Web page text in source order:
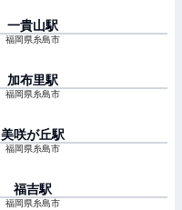
一貴山駅
福岡県糸島市
加布里駅
福岡県糸島市
美咲が丘駅
福岡県糸島市
福吉駅
福岡県糸島市